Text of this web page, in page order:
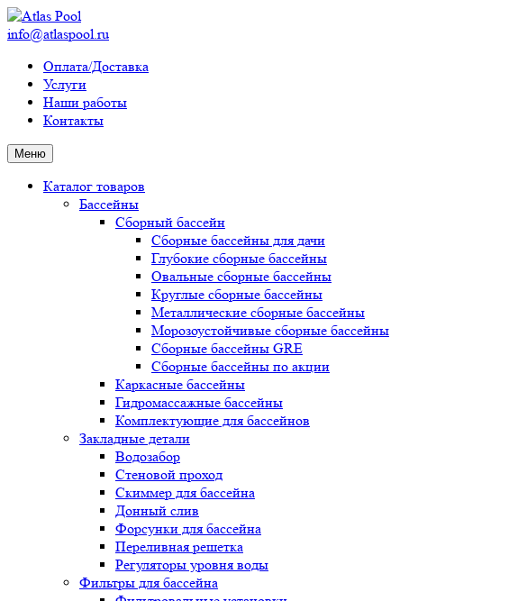
info@atlaspool.ru
Оплата/Доставка
Услуги
Наши работы
Контакты
Меню
Каталог товаров
Бассейны
Сборный бассейн
Сборные бассейны для дачи
Глубокие сборные бассейны
Овальные сборные бассейны
Круглые сборные бассейны
Металлические сборные бассейны
Морозоустойчивые сборные бассейны
Сборные бассейны GRE
Сборные бассейны по акции
Каркасные бассейны
Гидромассажные бассейны
Комплектующие для бассейнов
Закладные детали
Водозабор
Стеновой проход
Скиммер для бассейна
Донный слив
Форсунки для бассейна
Переливная решетка
Регуляторы уровня воды
Фильтры для бассейна